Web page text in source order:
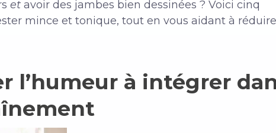
et avoir des jambes bien dessinées ? Voici cinq
mince et tonique, tout en vous aidant à réduire
l’humeur à intégrer